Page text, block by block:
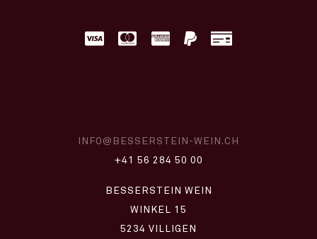
INFO@BESSERSTEIN-WEIN.CH
+41 56 284 50 00
BESSERSTEIN WEIN
WINKEL 15
5234 VILLIGEN